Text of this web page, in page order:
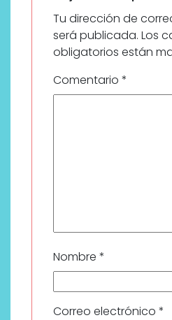
Tu dirección de
será publicada. Los
obligatorios están
Comentario *
Nombre *
Correo electrónico *